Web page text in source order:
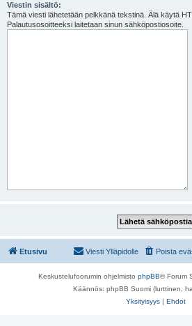
Viestin sisältö:
Tämä viesti lähetetään pelkkänä tekstinä. Älä käytä
Palautusosoitteeksi laitetaan sinun sähköpostiosoite.
Etusivu Poista
Viesti Ylläpidolle
Keskustelufoorumin ohjelmisto phpBB® Forum
Käännös: phpBB Suomi (lurttinen,
Yksityisyys | Ehdot